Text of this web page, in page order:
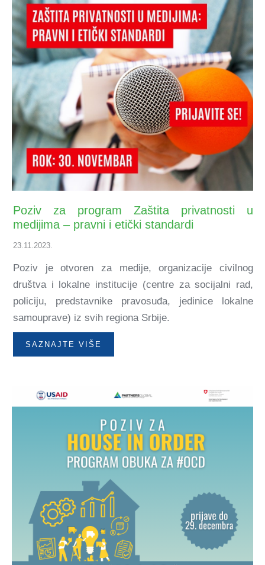
Poziv za program Zaštita privatnosti u
medijima – pravni i etički standardi
23.11.2023.
Poziv je otvoren za medije, organizacije civilnog
društva i lokalne institucije (centre za socijalni rad,
policiju, predstavnike pravosuđa, jedinice lokalne
samouprave) iz svih regiona Srbije.
SAZNAJTE VIŠE